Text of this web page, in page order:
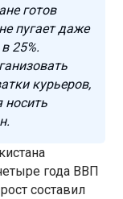
готов
пугает даже
25%.
курьеров,
носить
года ВВП
составил